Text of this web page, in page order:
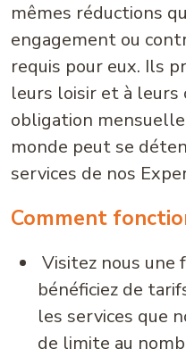
mêmes réductions
engagement ou
requis pour eux. Ils
leurs loisir et à leurs
obligation
monde peut se
services de nos
Comment
Visitez nous une
bénéficiez de
les services que
de limite au